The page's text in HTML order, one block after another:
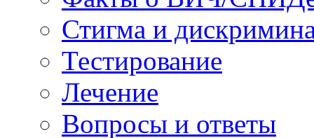
Стигма и
Тестирование
Лечение
Вопросы и ответы